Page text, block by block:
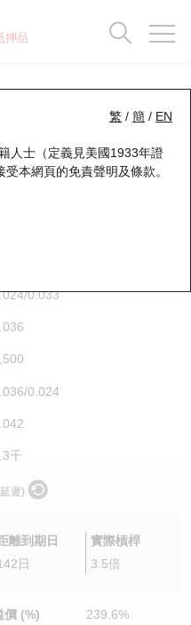
押品
繁 / 簡 / EN
人士（定義見美國1933年證
受本網頁的免責聲明及條款。
建滔積層板
/0.033
/0.024
千
遲)
離到期日
日
實際槓桿
3.5倍
價 (%) 239.6%